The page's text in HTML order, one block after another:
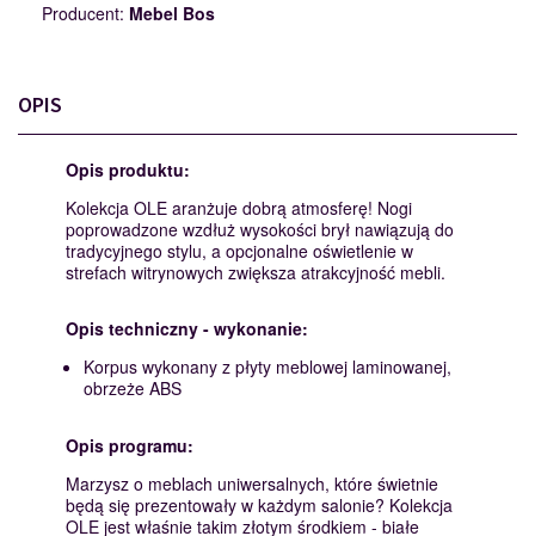
Producent: Mebel Bos
OPIS
Opis produktu:
Kolekcja OLE aranżuje dobrą atmosferę! Nogi
poprowadzone wzdłuż wysokości brył nawiązują do
tradycyjnego stylu, a opcjonalne oświetlenie w
strefach witrynowych zwiększa atrakcyjność mebli.
Opis techniczny - wykonanie:
Korpus wykonany z płyty meblowej laminowanej,
obrzeże ABS
Opis programu:
Marzysz o meblach uniwersalnych, które świetnie
będą się prezentowały w każdym salonie? Kolekcja
OLE jest właśnie takim złotym środkiem - białe